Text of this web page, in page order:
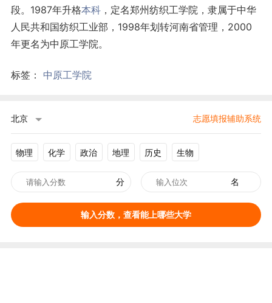
段。1987年升格本科，定名郑州纺织工学院，隶属于中华
人民共和国纺织工业部，1998年划转河南省管理，2000
年更名为中原工学院。
标签： 中原工学院
北京 志愿填报辅助系统
物理 化学 政治 地理 历史 生物
分 名
输入分数，查看能上哪些大学